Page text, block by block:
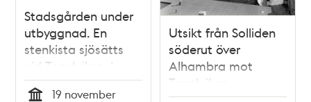
Stadsgården under
utbyggnad. En
stenkista sjösätts
vid Tegelviken. I
fonden Djurgården
19 november
Utsikt från Solliden
söderut över
Alhambra mot
Tegelviken